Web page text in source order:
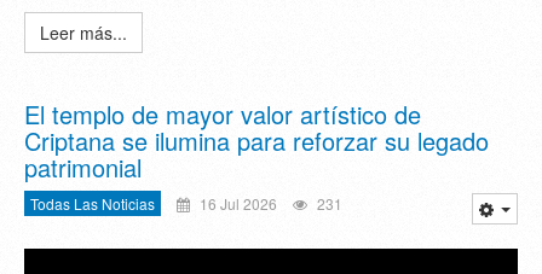
Leer más...
El templo de mayor valor artístico de
Criptana se ilumina para reforzar su legado
patrimonial
Todas Las Noticias 16 Jul 2026 231